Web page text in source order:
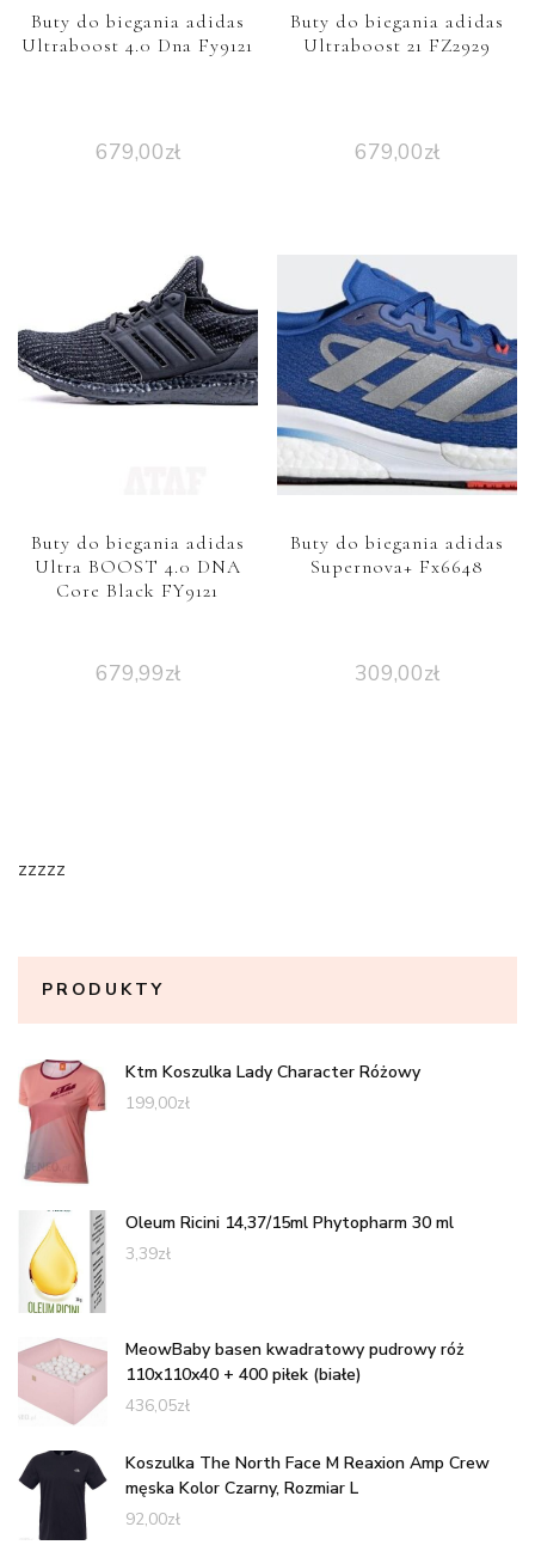
Buty do biegania adidas
Ultraboost 4.0 Dna Fy9121
679,00zł
Buty do biegania adidas
Ultraboost 21 FZ2929
679,00zł
Buty do biegania adidas
Ultra BOOST 4.0 DNA
Core Black FY9121
679,99zł
Buty do biegania adidas
Supernova+ Fx6648
309,00zł
zzzzz
PRODUKTY
Ktm Koszulka Lady Character Różowy
199,00zł
Oleum Ricini 14,37/15ml Phytopharm 30 ml
3,39zł
MeowBaby basen kwadratowy pudrowy róż
110x110x40 + 400 piłek (białe)
436,05zł
Koszulka The North Face M Reaxion Amp Crew
męska Kolor Czarny, Rozmiar L
92,00zł